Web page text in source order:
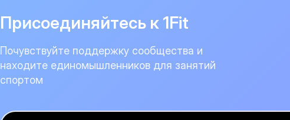
Присоединяйтесь к 1Fit
Почувствуйте поддержку сообщества и
находите единомышленников для занятий
спортом